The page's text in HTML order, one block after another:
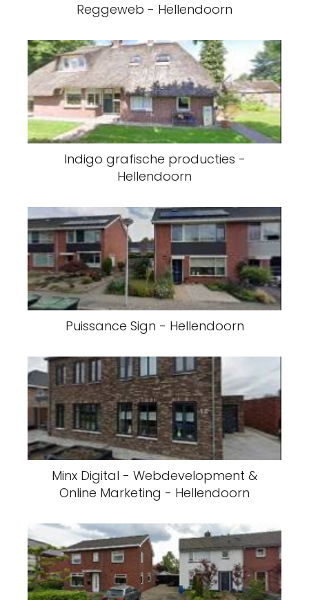
Reggeweb - Hellendoorn
Indigo grafische producties -
Hellendoorn
Puissance Sign - Hellendoorn
Minx Digital - Webdevelopment &
Online Marketing - Hellendoorn